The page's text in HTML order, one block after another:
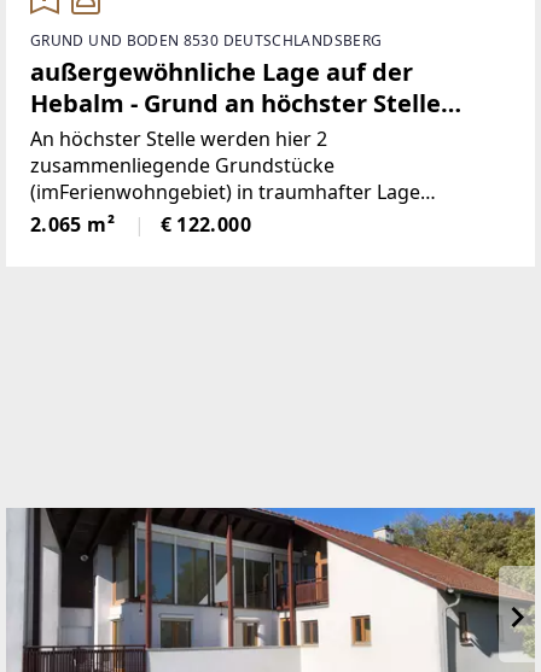
GRUND UND BODEN 8530 DEUTSCHLANDSBERG
außergewöhnliche Lage auf der
Hebalm - Grund an höchster Stelle
(Provisionsfrei)
An höchster Stelle werden hier 2
zusammenliegende Grundstücke
(imFerienwohngebiet) in traumhafter Lage
angeboten! Die beiden Grundstücke haben
inSumme 2.065m² (€59/ m²), sind süd-westlich
2.065 m² € 122.000